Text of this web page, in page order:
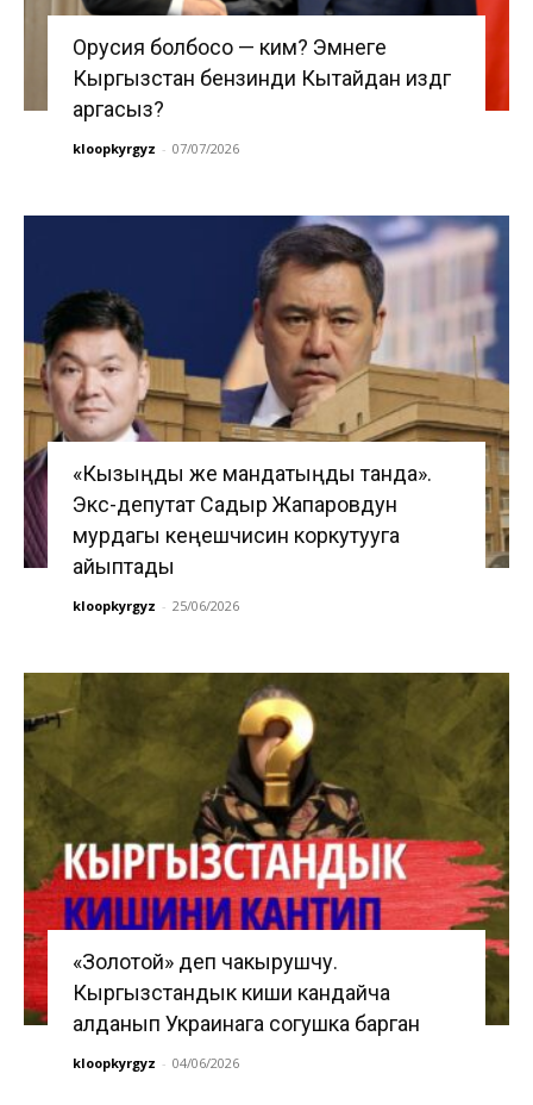
Орусия болбосо — ким? Эмнеге
Кыргызстан бензинди Кытайдан издөөгө
аргасыз?
kloopkyrgyz - 07/07/2026
«Кызыңды же мандатыңды танда».
Экс-депутат Садыр Жапаровдун
мурдагы кеңешчисин коркутууга
айыптады
kloopkyrgyz - 25/06/2026
«Золотой» деп чакырушчу.
Кыргызстандык киши кандайча
алданып Украинага согушка барган
kloopkyrgyz - 04/06/2026